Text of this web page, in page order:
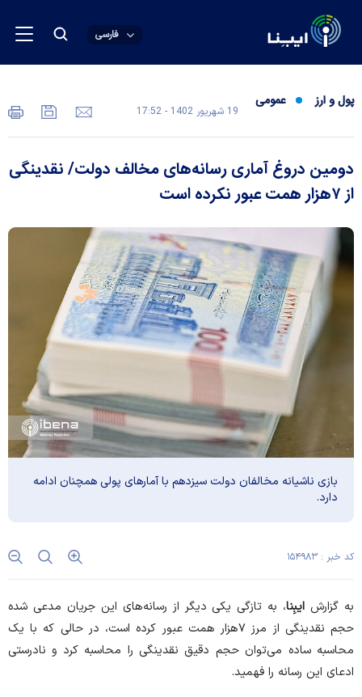
فارسی
پول و ارز عمومی
19 شهريور 1402 - 17:52
دومین دروغ آماری رسانه‌های مخالف دولت/ نقدینگی
از ۷هزار همت عبور نکرده است
بازی ناشیانه مخالفان دولت سیزدهم با آمار‌های پولی همچنان ادامه
دارد.
کد خبر : ۱۵۴۹۸۳
به گزارش ایبِنا، به تازگی یکی دیگر از رسانه‌های این جریان مدعی شده
حجم نقدینگی از مرز ۷هزار همت عبور کرده است، در حالی که با یک
محاسبه ساده می‌توان حجم دقیق نقدینگی را محاسبه کرد و نادرستی
ادعای این رسانه را فهمید.